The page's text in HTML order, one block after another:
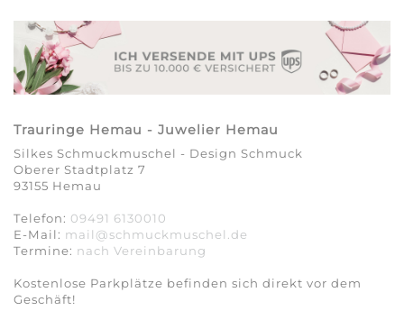
Trauringe Hemau - Juwelier Hemau
Silkes Schmuckmuschel - Design Schmuck
Oberer Stadtplatz 7
93155 Hemau
Telefon: 09491 6130010
E-Mail: mail@schmuckmuschel.de
Termine: nach Vereinbarung​​​​​​​
Kostenlose Parkplätze befinden sich direkt vor dem
Geschäft!